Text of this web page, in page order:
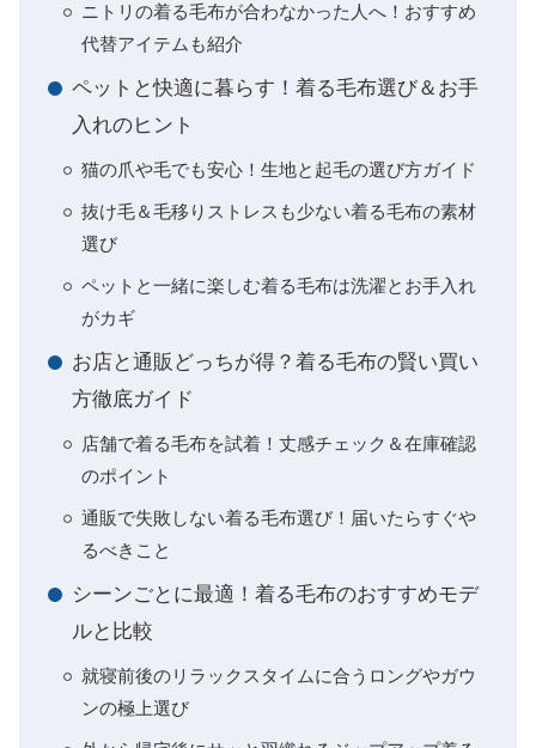
ニトリの着る毛布が合わなかった人へ！おすすめ
代替アイテムも紹介
ペットと快適に暮らす！着る毛布選び＆お手
入れのヒント
猫の爪や毛でも安心！生地と起毛の選び方ガイド
抜け毛＆毛移りストレスも少ない着る毛布の素材
選び
ペットと一緒に楽しむ着る毛布は洗濯とお手入れ
がカギ
お店と通販どっちが得？着る毛布の賢い買い
方徹底ガイド
店舗で着る毛布を試着！丈感チェック＆在庫確認
のポイント
通販で失敗しない着る毛布選び！届いたらすぐや
るべきこと
シーンごとに最適！着る毛布のおすすめモデ
ルと比較
就寝前後のリラックスタイムに合うロングやガウ
ンの極上選び